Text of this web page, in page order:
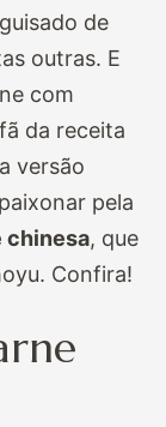
de
outras. E
com
da receita
versão
pela
chinesa, que
Confira!